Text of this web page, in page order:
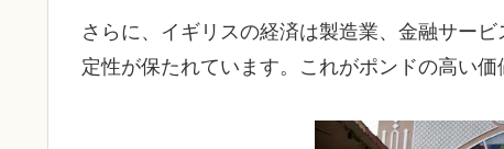
さらに、イギリスの経済は製造業、金融サー
定性が保たれています。これがポンドの高い価